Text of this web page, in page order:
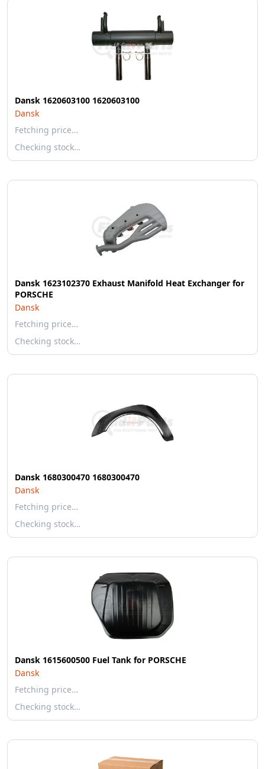
Dansk 1620603100 1620603100
Dansk
Fetching price…
Checking stock…
Dansk 1623102370 Exhaust Manifold Heat Exchanger for
PORSCHE
Dansk
Fetching price…
Checking stock…
Dansk 1680300470 1680300470
Dansk
Fetching price…
Checking stock…
Dansk 1615600500 Fuel Tank for PORSCHE
Dansk
Fetching price…
Checking stock…